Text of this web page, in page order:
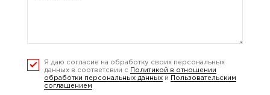
Я даю согласие на обработку своих персональных
данных в соответсвии с
Политикой в отношении
обработки персональных данных и
Пользовательским
соглашением